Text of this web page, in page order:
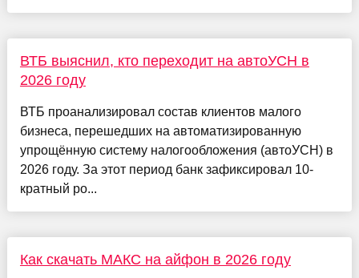
ВТБ выяснил, кто переходит на автоУСН в
2026 году
ВТБ проанализировал состав клиентов малого
бизнеса, перешедших на автоматизированную
упрощённую систему налогообложения (автоУСН) в
2026 году. За этот период банк зафиксировал 10-
кратный ро...
Как скачать МАКС на айфон в 2026 году